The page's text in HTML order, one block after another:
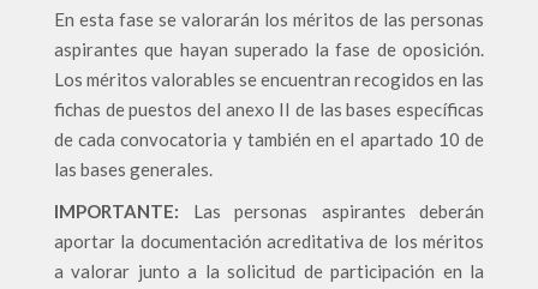
En esta fase se valorarán los méritos de las personas
aspirantes que hayan superado la fase de oposición.
Los méritos valorables se encuentran recogidos en las
fichas de puestos del anexo II de las bases específicas
de cada convocatoria y también en el apartado 10 de
las bases generales.
IMPORTANTE: Las personas aspirantes deberán
aportar la documentación acreditativa de los méritos
a valorar junto a la solicitud de participación en la